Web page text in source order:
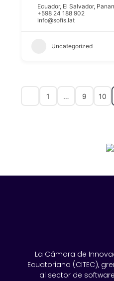
Ecuador, El Salvador,
+598 24 188 902
info@sofis.lat
Uncategorized
1 … 9 10
La Cámara de
Ecuatoriana (CITEC),
al sector de